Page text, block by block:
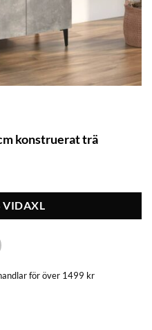
konstruerat trä
VIDAXL
för över 1499 kr